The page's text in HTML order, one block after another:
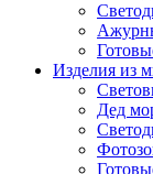
Изделия из
Дед